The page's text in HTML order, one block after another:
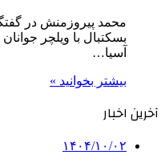
محمد پیروزمنش در
بسکتبال با ویلچر
آسیا…
بیشتر بخوانید »
آخرین اخبار
۱۴۰۴/۱۰/۰۲